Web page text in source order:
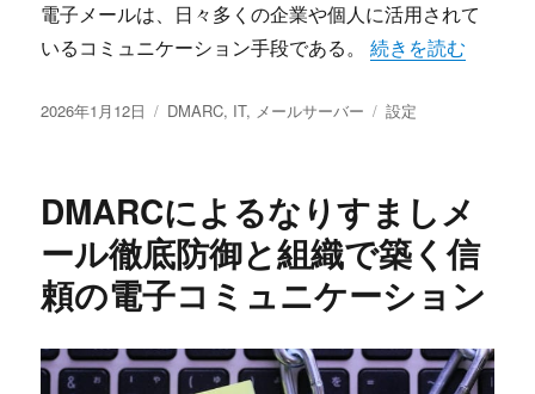
電子メールは、日々多くの企業や個人に活用されて
いるコミュニケーション手段である。“DMARCで実現す
続きを読む
投
2026年1月12日
カ
ー
DMARC, IT, メールサーバー
タ
設定
DMARCによるなりすましメ
ール徹底防御と組織で築く信
頼の電子コミュニケーション